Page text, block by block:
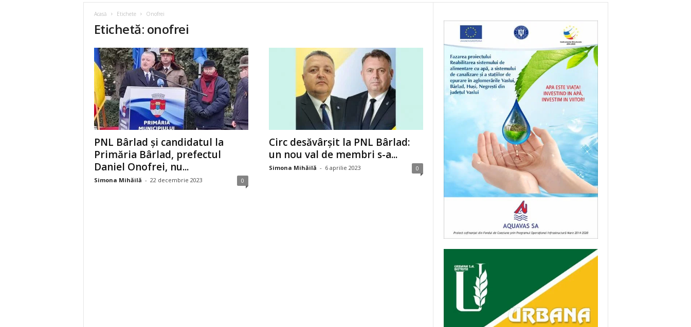
Acasă Etichete Onofrei
Etichetă: onofrei
PNL Bârlad și candidatul la
Primăria Bârlad, prefectul
Daniel Onofrei, nu...
Simona Mihăilă - 22 decembrie 2023 0
Circ desăvârșit la PNL Bârlad:
un nou val de membri s-a...
Simona Mihăilă - 6 aprilie 2023 0